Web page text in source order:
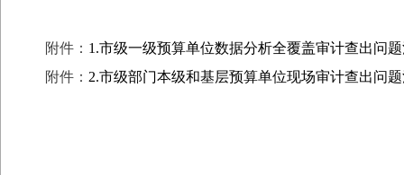
附件： 1.市级一级预算单位数据分析全覆盖审计查出问
附件： 2.市级部门本级和基层预算单位现场审计查出问